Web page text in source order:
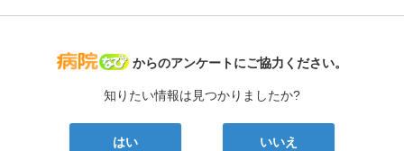
病院なび
からのアンケートにご協力ください。
知りたい情報は見つかりましたか?
はい いいえ